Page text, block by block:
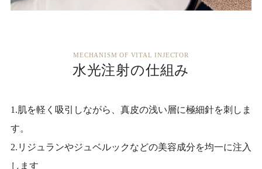
MECHANISM OF VITAL INJECTOR
水光注射の仕組み
1.肌を軽く吸引しながら、真皮の浅い層に極細針を刺しま
す。
2.リジュランやジュベルックなどの美容成分を均一に注入
します